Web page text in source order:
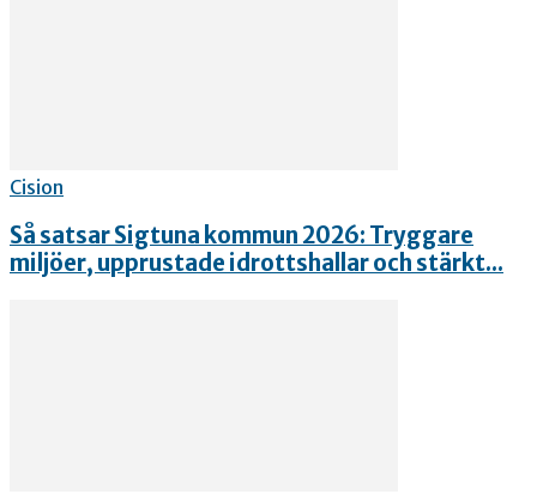
Cision
Så satsar Sigtuna kommun 2026: Tryggare
miljöer, upprustade idrottshallar och stärkt...